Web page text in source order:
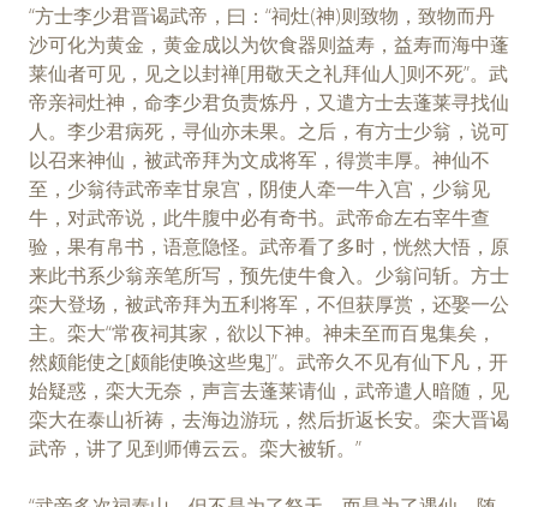
“方士李少君晋谒武帝，曰：“祠灶(神)则致物，致物而丹
沙可化为黄金，黄金成以为饮食器则益寿，益寿而海中蓬
莱仙者可见，见之以封禅[用敬天之礼拜仙人]则不死”。武
帝亲祠灶神，命李少君负责炼丹，又遣方士去蓬莱寻找仙
人。李少君病死，寻仙亦未果。之后，有方士少翁，说可
以召来神仙，被武帝拜为文成将军，得赏丰厚。神仙不
至，少翁待武帝幸甘泉宫，阴使人牵一牛入宫，少翁见
牛，对武帝说，此牛腹中必有奇书。武帝命左右宰牛查
验，果有帛书，语意隐怪。武帝看了多时，恍然大悟，原
来此书系少翁亲笔所写，预先使牛食入。少翁问斩。方士
栾大登场，被武帝拜为五利将军，不但获厚赏，还娶一公
主。栾大“常夜祠其家，欲以下神。神未至而百鬼集矣，
然颇能使之[颇能使唤这些鬼]”。武帝久不见有仙下凡，开
始疑惑，栾大无奈，声言去蓬莱请仙，武帝遣人暗随，见
栾大在泰山祈祷，去海边游玩，然后折返长安。栾大晋谒
武帝，讲了见到师傅云云。栾大被斩。”